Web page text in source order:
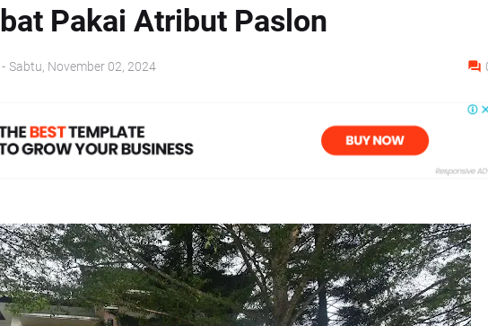
Pakai Atribut Paslon
- Sabtu, November 02, 2024